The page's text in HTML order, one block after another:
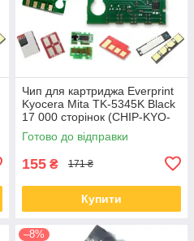
Чип для картриджа Everprint
Kyocera Mita TK-5345K Black
17 000 сторінок (CHIP-KYO-
TK-5345K)
Готово до відправки
155 ₴ 171 ₴
Купити
–8%